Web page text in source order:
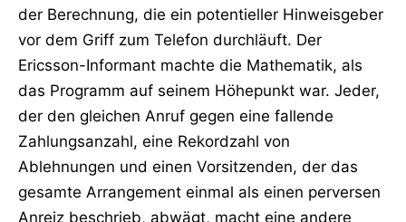
der Berechnung, die ein potentieller Hinweisgeber
vor dem Griff zum Telefon durchläuft. Der
Ericsson-Informant machte die Mathematik, als
das Programm auf seinem Höhepunkt war. Jeder,
der den gleichen Anruf gegen eine fallende
Zahlungsanzahl, eine Rekordzahl von
Ablehnungen und einen Vorsitzenden, der das
gesamte Arrangement einmal als einen perversen
Anreiz beschrieb, abwägt, macht eine andere